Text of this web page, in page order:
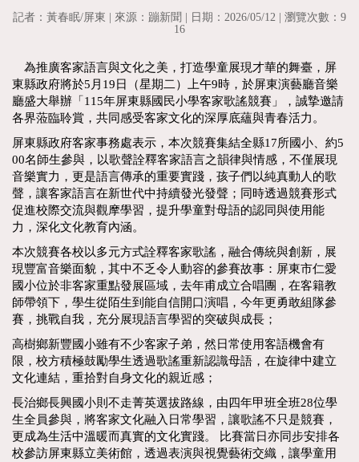
記者：黃春眠/屏東 | 來源：蹦新聞 | 日期：2026/05/12 | 瀏覽次數：9
16
為推廣客家語言與文化之美，打造學童展現才華的舞臺，屏
東縣政府將於5月19日（星期二）上午9時，於屏東演藝廳音樂
廳盛大舉辦「115年屏東縣國民小學客家歌謠競賽」，誠摯邀請
各界蒞臨聆賞，共同感受客家文化的深厚底蘊與青春活力。
屏東縣政府客家事務處表示，本次競賽集結全縣17所國小、約5
00名師生參與，以歌聲詮釋客家語言之韻律與情感，不僅展現
音樂實力，更是語言傳承的重要實踐，孩子們以純真動人的歌
聲，讓客家語言在新世代中持續發光發聲；同時透過競賽形式
促進校際交流與觀摩學習，提升學童對母語的認同與使用能
力，深化文化教育內涵。
本次競賽各校以多元方式詮釋客家歌謠，融合傳統與創新，展
現豐富音樂面貌，其中不乏令人動容的參賽故事：屏東市仁愛
國小位於非客家重點發展區域，去年甫成立合唱團，在客籍教
師帶領下，學生從陌生到能自信開口演唱，今年更勇敢組隊參
賽，挑戰自我，充分展現語言學習的突破與成長；
高樹鄉新豐國小雖有不少客家子弟，然日常使用客語機會有
限，校方積極鼓勵學生透過歌謠重新認識母語，在旋律中建立
文化連結，重拾對自身文化的親近感；
長治鄉長興國小則不走菁英選拔路線，由四年甲班全班28位學
生全員參與，將客家文化融入日常學習，讓歌謠不只是競賽，
更成為生活中溫暖而真實的文化實踐。 比賽當日亦同步安排各
校參訪屏東縣立美術館，透過表演與視覺藝術交織，讓學童用